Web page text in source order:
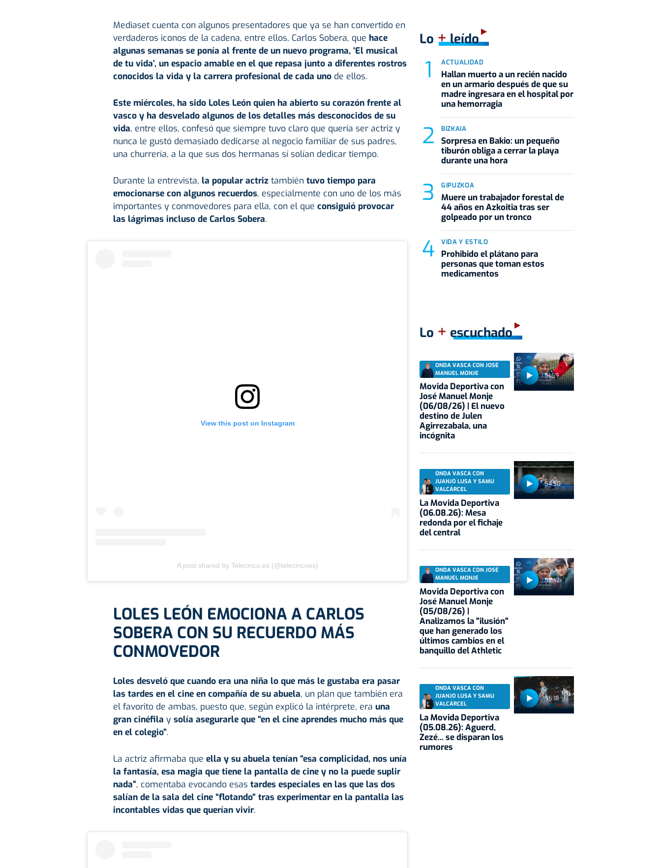
Mediaset cuenta con algunos presentadores que ya se han convertido en
verdaderos iconos de la cadena, entre ellos, Carlos Sobera, que hace
algunas semanas se ponía al frente de un nuevo programa, ‘El musical
de tu vida’, un espacio amable en el que repasa junto a diferentes rostros
conocidos la vida y la carrera profesional de cada unode ellos.
Este miércoles, ha sido Loles León quien ha abierto su corazón frente al
vasco y ha desvelado algunos de los detalles más desconocidos de su
vida, entre ellos, confesó que siempre tuvo claro que quería ser actriz y
nunca le gustó demasiado dedicarse al negocio familiar de sus padres,
una churrería, a la que sus dos hermanas sí solían dedicar tiempo.
Durante la entrevista, la popular actriztambién tuvo tiempo para
emocionarse con algunos recuerdos, especialmente con uno de los más
importantes y conmovedores para ella, con el que consiguió provocar
las lágrimas incluso de Carlos Sobera.
View this post on Instagram
A post shared by Telecinco.es (@telecincoes)
LOLES LEÓN EMOCIONA A CARLOS
SOBERA CON SU RECUERDO MÁS
CONMOVEDOR
Loles desveló que cuando era una niña lo que más le gustaba era pasar
las tardes en el cine en compañía de su abuela, un plan que también era
el favorito de ambas, puesto que, según explicó la intérprete, era una
gran cinéfila y solía asegurarle que “en el cine aprendes mucho más que
en el colegio”.
La actriz afirmaba que ella y su abuela tenían “esa complicidad, nos unía
la fantasía, esa magia que tiene la pantalla de cine y no la puede suplir
nada”, comentaba evocando esas tardes especiales en las que las dos
salían de la sala del cine “flotando” tras experimentar en la pantalla las
incontables vidas que querían vivir.
Lo +leído
ACTUALIDAD
Hallan muerto a un recién nacido
en un armario después de que su
madre ingresara en el hospital por
una hemorragia
BIZKAIA
Sorpresa en Bakio: un pequeño
tiburón obliga a cerrar la playa
durante una hora
GIPUZKOA
Muere un trabajador forestal de
44 años en Azkoitia tras ser
golpeado por un tronco
VIDA Y ESTILO
Prohibido el plátano para
personas que toman estos
medicamentos
Lo + escuchado
51:59
ONDA VASCA CON JOSÉ
MANUEL MONJE
Movida Deportiva con
José Manuel Monje
(06/08/26) | El nuevo
destino de Julen
Agirrezabala, una
incógnita
54:50
ONDA VASCA CON
JUANJO LUSA Y SAMU
VALCÁRCEL
La Movida Deportiva
(06.08.26): Mesa
redonda por el fichaje
del central
52:42
ONDA VASCA CON JOSÉ
MANUEL MONJE
Movida Deportiva con
José Manuel Monje
(05/08/26) |
Analizamos la "ilusión"
que han generado los
últimos cambios en el
banquillo del Athletic
55:18
ONDA VASCA CON
JUANJO LUSA Y SAMU
VALCÁRCEL
La Movida Deportiva
(05.08.26): Aguerd,
Zezé... se disparan los
rumores